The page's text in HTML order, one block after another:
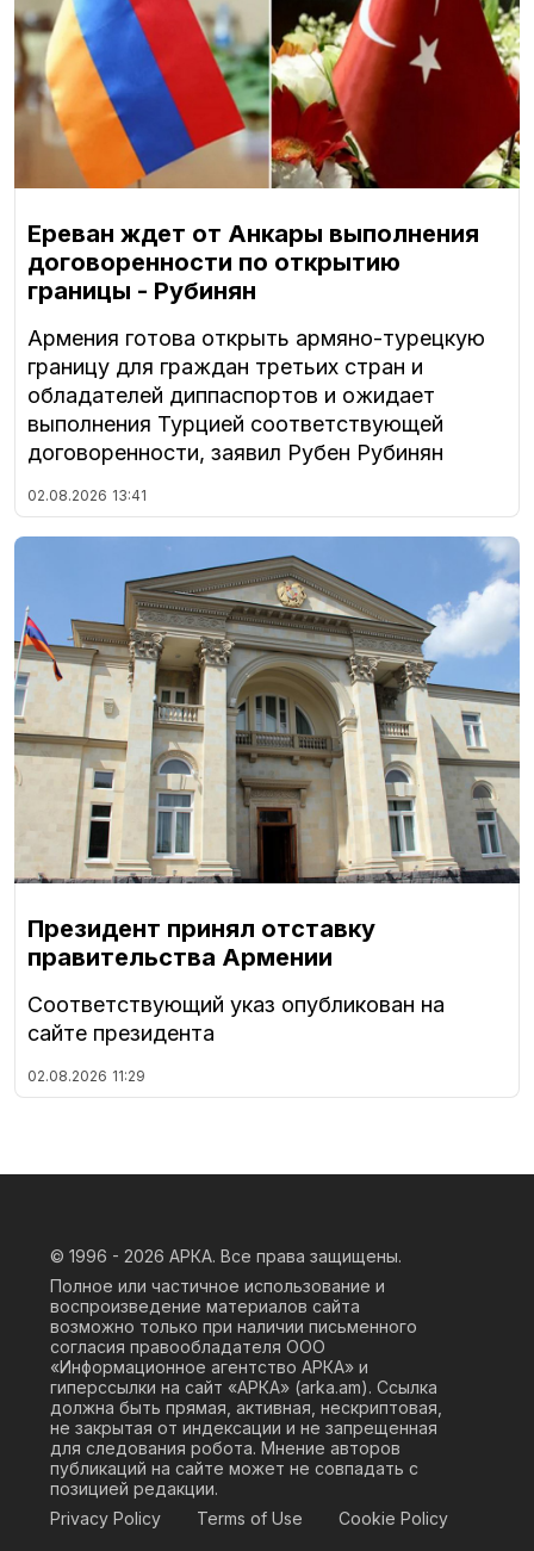
Ереван ждет от Анкары выполнения
договоренности по открытию
границы - Рубинян
Армения готова открыть армяно-турецкую
границу для граждан третьих стран и
обладателей диппаспортов и ожидает
выполнения Турцией соответствующей
договоренности, заявил Рубен Рубинян
02.08.2026 13:41
Президент принял отставку
правительства Армении
Соответствующий указ опубликован на
сайте президента
02.08.2026 11:29
© 1996 - 2026 АРКА. Все права защищены.
Полное или частичное использование и
воспроизведение материалов сайта
возможно только при наличии письменного
согласия правообладателя ООО
«Информационное агентство АРКА» и
гиперссылки на сайт «АРКА» (arka.am). Ссылка
должна быть прямая, активная, нескриптовая,
не закрытая от индексации и не запрещенная
для следования робота. Мнение авторов
публикаций на сайте может не совпадать с
позицией редакции.
Privacy Policy
Terms of Use Cookie Policy